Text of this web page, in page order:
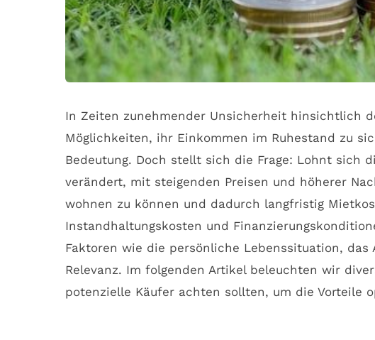
In Zeiten zunehmender Unsicherheit hinsichtlich
Möglichkeiten, ihr Einkommen im Ruhestand zu
Bedeutung. Doch stellt sich die Frage: Lohnt
verändert, mit steigenden Preisen und höherer
wohnen zu können und dadurch langfristig
Instandhaltungskosten und
Faktoren wie die persönliche Lebenssituation,
Relevanz. Im folgenden Artikel beleuchten wir
potenzielle Käufer achten sollten, um die Vorteile